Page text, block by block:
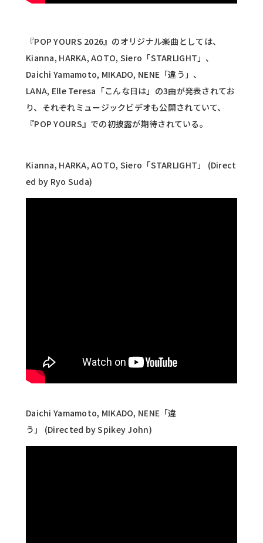
『POP YOURS 2026』のオリジナル楽曲としては、
Kianna, HARKA, AOTO, Siero「STARLIGHT」、
Daichi Yamamoto, MIKADO, NENE「違う」、
LANA, Elle Teresa「こんな日は」の3曲が発表されてお
り、それぞれミュージックビデオも公開されていて、
『POP YOURS』での初披露が期待されている。
Kianna, HARKA, AOTO, Siero「STARLIGHT」 (Direct
ed by Ryo Suda)
Daichi Yamamoto, MIKADO, NENE「違
う」 (Directed by Spikey John)